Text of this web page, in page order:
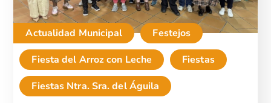
Actualidad Municipal
Festejos
Fiesta del Arroz con Leche
Fiestas
Fiestas Ntra. Sra. del Águila